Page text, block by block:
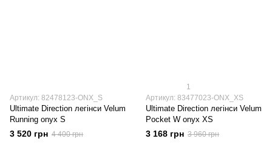
Артикул: 82478123-ONX_S
Ultimate Direction легінси Velum
Running onyx S
3 520 грн 4 400 грн
1
Артикул: 83477023-ONX_XS
Ultimate Direction легінси Velum
Pocket W onyx XS
3 168 грн 3 960 грн